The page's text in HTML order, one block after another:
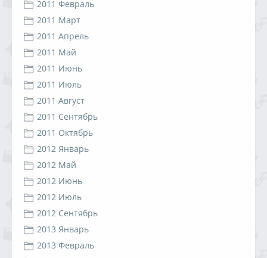
2011 Февраль
2011 Март
2011 Апрель
2011 Май
2011 Июнь
2011 Июль
2011 Август
2011 Сентябрь
2011 Октябрь
2012 Январь
2012 Май
2012 Июнь
2012 Июль
2012 Сентябрь
2013 Январь
2013 Февраль